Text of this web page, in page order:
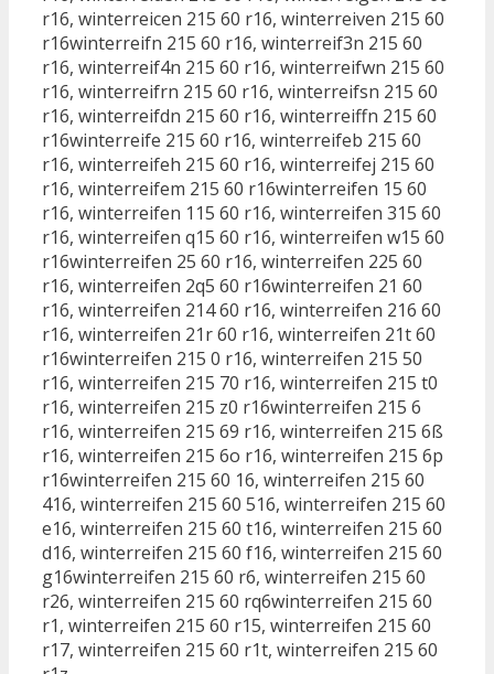
r16, winterreicen 215 60 r16, winterreiven 215 60
r16winterreifn 215 60 r16, winterreif3n 215 60
r16, winterreif4n 215 60 r16, winterreifwn 215 60
r16, winterreifrn 215 60 r16, winterreifsn 215 60
r16, winterreifdn 215 60 r16, winterreiffn 215 60
r16winterreife 215 60 r16, winterreifeb 215 60
r16, winterreifeh 215 60 r16, winterreifej 215 60
r16, winterreifem 215 60 r16winterreifen 15 60
r16, winterreifen 115 60 r16, winterreifen 315 60
r16, winterreifen q15 60 r16, winterreifen w15 60
r16winterreifen 25 60 r16, winterreifen 225 60
r16, winterreifen 2q5 60 r16winterreifen 21 60
r16, winterreifen 214 60 r16, winterreifen 216 60
r16, winterreifen 21r 60 r16, winterreifen 21t 60
r16winterreifen 215 0 r16, winterreifen 215 50
r16, winterreifen 215 70 r16, winterreifen 215 t0
r16, winterreifen 215 z0 r16winterreifen 215 6
r16, winterreifen 215 69 r16, winterreifen 215 6ß
r16, winterreifen 215 6o r16, winterreifen 215 6p
r16winterreifen 215 60 16, winterreifen 215 60
416, winterreifen 215 60 516, winterreifen 215 60
e16, winterreifen 215 60 t16, winterreifen 215 60
d16, winterreifen 215 60 f16, winterreifen 215 60
g16winterreifen 215 60 r6, winterreifen 215 60
r26, winterreifen 215 60 rq6winterreifen 215 60
r1, winterreifen 215 60 r15, winterreifen 215 60
r17, winterreifen 215 60 r1t, winterreifen 215 60